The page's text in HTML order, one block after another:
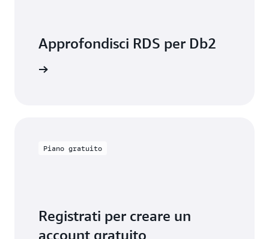
Approfondisci RDS per Db2
Piano gratuito
Registrati per creare un
account gratuito